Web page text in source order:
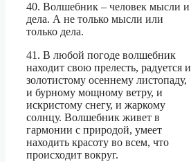
40. Волшебник – человек мысли и
дела. А не только мысли или
только дела.
41. В любой погоде волшебник
находит свою прелесть, радуется и
золотистому осеннему листопаду,
и бурному мощному ветру, и
искристому снегу, и жаркому
солнцу. Волшебник живет в
гармонии с природой, умеет
находить красоту во всем, что
происходит вокруг.